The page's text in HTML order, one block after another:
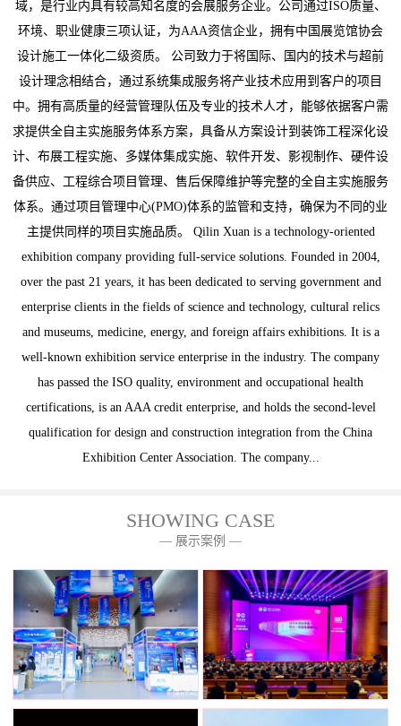
域，是行业内具有较高知名度的会展服务企业。公司通过ISO质量、
环境、职业健康三项认证，为AAA资信企业，拥有中国展览馆协会
设计施工一体化二级资质。 公司致力于将国际、国内的技术与超前
设计理念相结合，通过系统集成服务将产业技术应用到客户的项目
中。拥有高质量的经营管理队伍及专业的技术人才，能够依据客户需
求提供全自主实施服务体系方案，具备从方案设计到装饰工程深化设
计、布展工程实施、多媒体集成实施、软件开发、影视制作、硬件设
备供应、工程综合项目管理、售后保障维护等完整的全自主实施服务
体系。通过项目管理中心(PMO)体系的监管和支持，确保为不同的业
主提供同样的项目实施品质。 Qilin Xuan is a technology-oriented
exhibition company providing full-service solutions. Founded in 2004,
over the past 21 years, it has been dedicated to serving government and
enterprise clients in the fields of science and technology, cultural relics
and museums, medicine, energy, and foreign affairs exhibitions. It is a
well-known exhibition service enterprise in the industry. The company
has passed the ISO quality, environment and occupational health
certifications, is an AAA credit enterprise, and holds the second-level
qualification for design and construction integration from the China
Exhibition Center Association. The company...
SHOWING CASE
— 展示案例 —